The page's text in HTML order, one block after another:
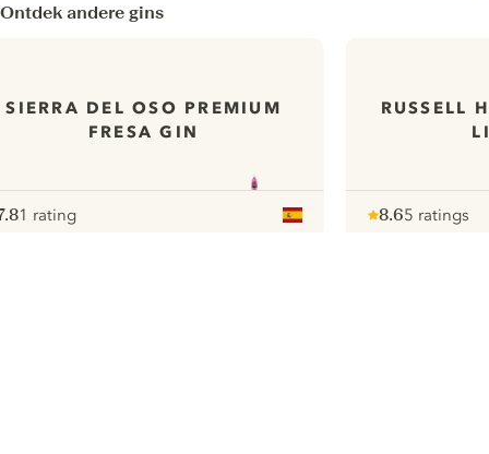
Ontdek andere gins
SIERRA DEL OSO PREMIUM
FRESA GIN
1 rating
RUSSELL
8.65 ratings